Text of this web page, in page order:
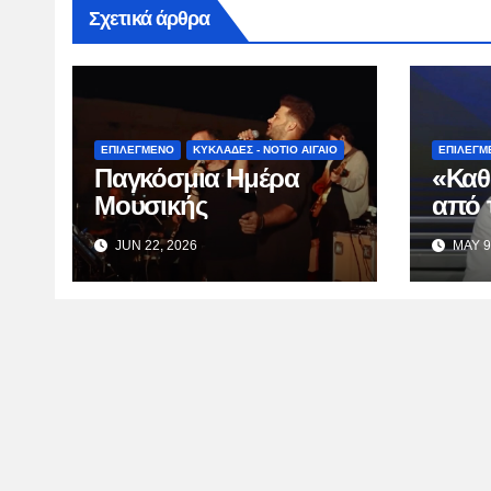
Σχετικά άρθρα
ΕΠΙΛΕΓΜΕΝΟ ΚΥΚΛΑΔΕΣ - ΝΟΤΙΟ ΑΙΓΑΙΟ
Παγκόσμια Ημέρα
Μουσικής
JUN 22, 2026
από
TV
MAY